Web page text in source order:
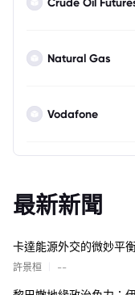
Natural Gas
Vodafone
最新新聞
卡達能源外交的微妙平
許景桓 --